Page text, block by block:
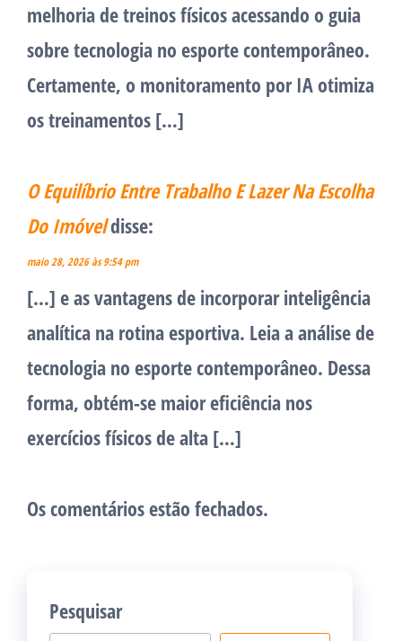
melhoria de treinos físicos acessando o guia
sobre tecnologia no esporte contemporâneo.
Certamente, o monitoramento por IA otimiza
os treinamentos […]
O Equilíbrio Entre Trabalho E Lazer Na Escolha
Do Imóveldisse:
maio 28, 2026 às 9:54 pm
[…] e as vantagens de incorporar inteligência
analítica na rotina esportiva. Leia a análise de
tecnologia no esporte contemporâneo. Dessa
forma, obtém-se maior eficiência nos
exercícios físicos de alta […]
Os comentários estão fechados.
Pesquisar